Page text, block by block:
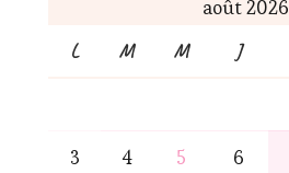
août 2026
L M M J
3 4 5 6